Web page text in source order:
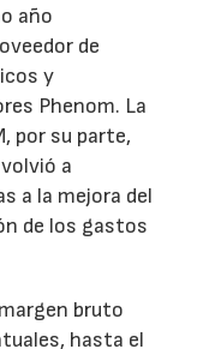
año
de
y
Phenom. La
por su parte,
a
a la mejora del
de los gastos
bruto
hasta el